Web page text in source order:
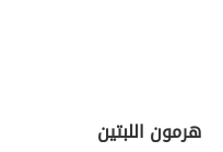
هرمون اللبتين